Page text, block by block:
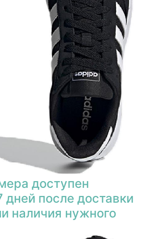
доступен
дней после доставки
наличия нужного